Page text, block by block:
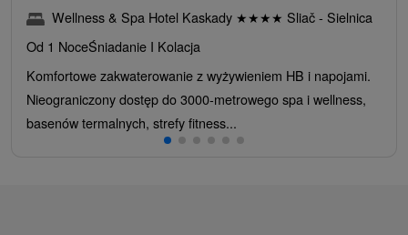
Wellness & Spa Hotel Kaskady ★★★★ Sliač - Sielnica
Od 1 NoceŚniadanie I Kolacja
Komfortowe zakwaterowanie z wyżywieniem HB i napojami.
Nieograniczony dostęp do 3000-metrowego spa i wellness,
basenów termalnych, strefy fitness...